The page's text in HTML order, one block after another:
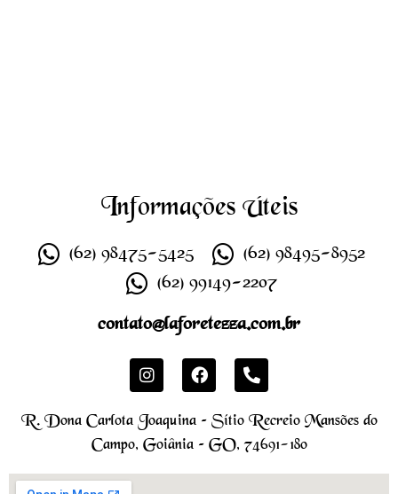
Informações Úteis
(62) 98475-5425
(62) 98495-8952
(62) 99149-2207
contato@laforetezza.com.br
R. Dona Carlota Joaquina – Sítio Recreio Mansões do
Campo, Goiânia – GO, 74691-180